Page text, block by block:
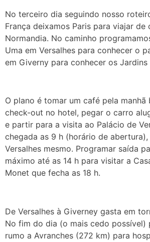
No terceiro dia seguindo nosso
França deixamos Paris para viajar de
Normandia. No caminho
Uma em Versalhes para conhecer o
em Giverny para conhecer os Jardins
O plano é tomar um café pela
check-out no hotel, pegar o carro
e partir para a visita ao Palácio de
chegada as 9 h (horário de
Versalhes mesmo. Programar saída
máximo até as 14 h para visitar a
Monet que fecha as 18 h.
De Versalhes à Giverney gasta em
No fim do dia (o mais cedo possível)
rumo a Avranches (272 km) para